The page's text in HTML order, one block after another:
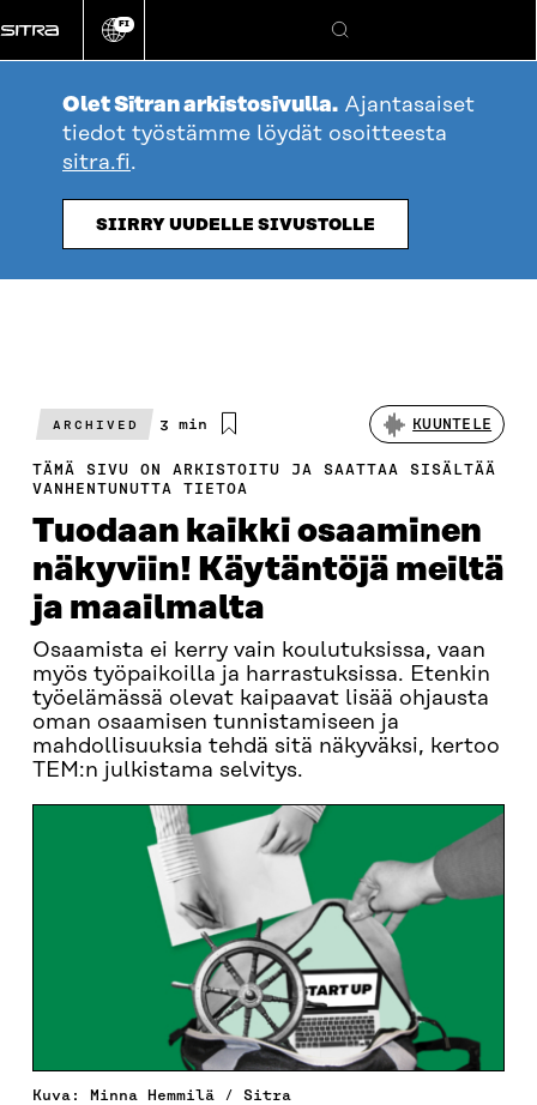
suoraan
sisältöön
Vaihda
kieli
FI
Hae
Olet Sitran arkistosivulla. Ajantasaiset
tiedot työstämme löydät osoitteesta
sitra.fi.
SIIRRY UUDELLE SIVUSTOLLE
ARCHIVED
Arvioitu
3 min KUUNTELE
TÄMÄ SIVU ON ARKISTOITU JA SAATTAA SISÄLTÄÄ
VANHENTUNUTTA TIETOA
Tuodaan kaikki osaaminen
näkyviin! Käytäntöjä meiltä
ja maailmalta
Osaamista ei kerry vain koulutuksissa, vaan
myös työpaikoilla ja harrastuksissa. Etenkin
työelämässä olevat kaipaavat lisää ohjausta
oman osaamisen tunnistamiseen ja
mahdollisuuksia tehdä sitä näkyväksi, kertoo
TEM:n julkistama selvitys.
Kuva: Minna Hemmilä / Sitra